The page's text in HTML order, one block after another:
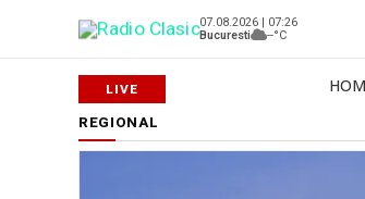
07.08.2026 | 07:26
Bucuresti
--°C
REGIONAL